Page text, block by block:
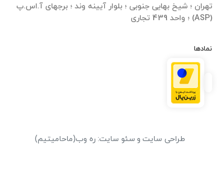
تهران ؛ شیخ بهایی جنوبی ؛ بلوار آیینه وند ؛ برجهای آ.اس.پ
(ASP) ؛ واحد 439 تجاری
نمادها
طراحی سایت و سئو سایت: ره وب(ماحامیتیم)